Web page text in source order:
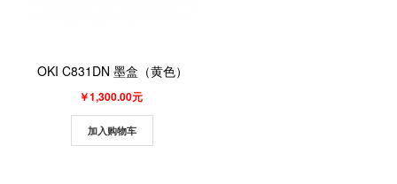
OKI C831DN 墨盒（黄色）
￥1,300.00元
加入购物车